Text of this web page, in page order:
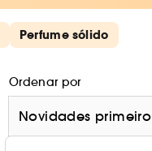
Perfume sólido
Ordenar por
Novidades primeiro